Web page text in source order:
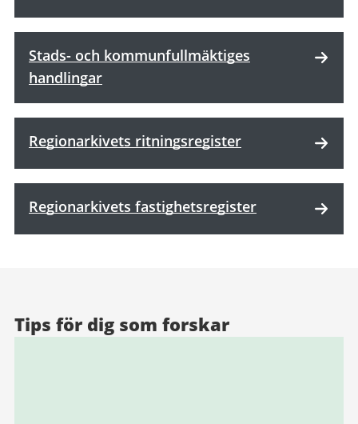
Stads- och kommunfullmäktiges
handlingar
Regionarkivets ritningsregister
Regionarkivets fastighetsregister
Aktuellt
från
Tips för dig som forskar